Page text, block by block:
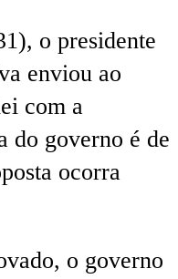
o presidente
enviou ao
com a
do governo é de
ocorra
o governo